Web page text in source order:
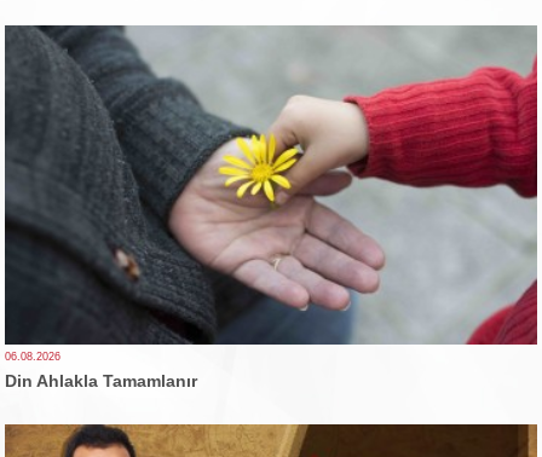
06.08.2026
Din Ahlakla Tamamlanır